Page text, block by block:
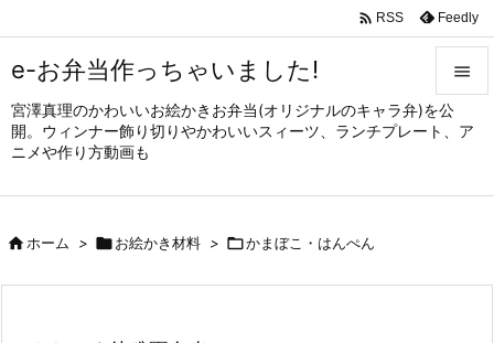
e-お弁当作っちゃいました!
宮澤真理のかわいいお絵かきお弁当(オリジナルのキャラ弁)を公
開。ウィンナー飾り切りやかわいいスィーツ、ランチプレート、ア
ニメや作り方動画も


メニュ
サイド

 RSS Feedly
ホーム > お絵かき材料 > かまぼこ・はんぺん